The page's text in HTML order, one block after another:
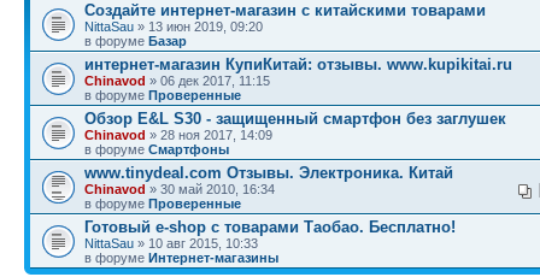
Создайте интернет-магазин с китайскими товарами
NittaSau » 13 июн 2019, 09:20
в форуме Базар
интернет-магазин КупиКитай: отзывы. www.kupikitai.ru
Chinavod » 06 дек 2017, 11:15
в форуме Проверенные
Обзор E&L S30 - защищенный смартфон без заглушек
Chinavod » 28 ноя 2017, 14:09
в форуме Смартфоны
www.tinydeal.com Отзывы. Электроника. Китай
Chinavod » 30 май 2010, 16:34
в форуме Проверенные
Готовый e-shop с товарами Таобао. Бесплатно!
NittaSau » 10 авг 2015, 10:33
в форуме Интернет-магазины